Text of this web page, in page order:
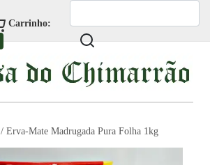
Carrinho:
/ Erva-Mate Madrugada Pura Folha 1kg